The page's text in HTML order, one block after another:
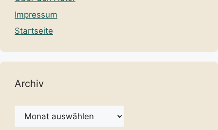
Impressum
Startseite
Archiv
Archiv